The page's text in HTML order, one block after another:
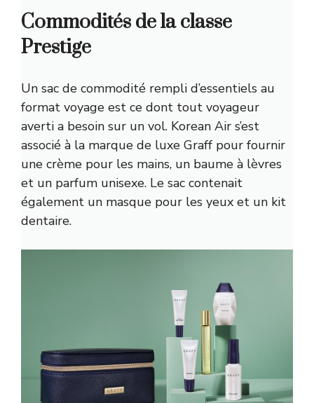
Commodités de la classe
Prestige
Un sac de commodité rempli d’essentiels au
format voyage est ce dont tout voyageur
averti a besoin sur un vol. Korean Air s’est
associé à la marque de luxe Graff pour fournir
une crème pour les mains, un baume à lèvres
et un parfum unisexe. Le sac contenait
également un masque pour les yeux et un kit
dentaire.